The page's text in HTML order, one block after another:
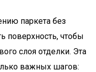
паркета без
поверхность, чтобы
слоя отделки. Эта
важных шагов: